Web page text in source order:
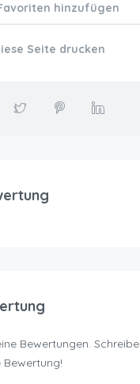
hinzufügen
Seite drucken
Bewertungen. Schreibe